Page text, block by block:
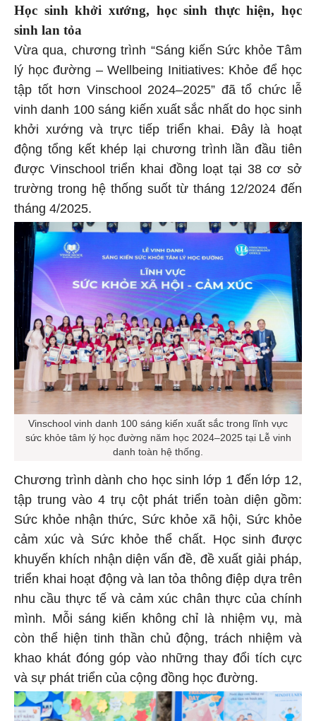
Học sinh khởi xướng, học sinh thực hiện, học
sinh lan tỏa
Vừa qua, chương trình “Sáng kiến Sức khỏe Tâm
lý học đường – Wellbeing Initiatives: Khỏe để học
tập tốt hơn Vinschool 2024–2025” đã tổ chức lễ
vinh danh 100 sáng kiến xuất sắc nhất do học sinh
khởi xướng và trực tiếp triển khai. Đây là hoạt
động tổng kết khép lại chương trình lần đầu tiên
được Vinschool triển khai đồng loạt tại 38 cơ sở
trường trong hệ thống suốt từ tháng 12/2024 đến
tháng 4/2025.
Vinschool vinh danh 100 sáng kiến xuất sắc trong lĩnh vực
sức khỏe tâm lý học đường năm học 2024–2025 tại Lễ vinh
danh toàn hệ thống.
Chương trình dành cho học sinh lớp 1 đến lớp 12,
tập trung vào 4 trụ cột phát triển toàn diện gồm:
Sức khỏe nhận thức, Sức khỏe xã hội, Sức khỏe
cảm xúc và Sức khỏe thể chất. Học sinh được
khuyến khích nhận diện vấn đề, đề xuất giải pháp,
triển khai hoạt động và lan tỏa thông điệp dựa trên
nhu cầu thực tế và cảm xúc chân thực của chính
mình. Mỗi sáng kiến không chỉ là nhiệm vụ, mà
còn thể hiện tinh thần chủ động, trách nhiệm và
khao khát đóng góp vào những thay đổi tích cực
và sự phát triển của cộng đồng học đường.